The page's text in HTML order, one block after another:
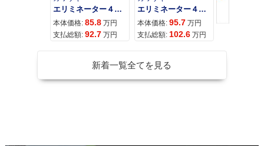
エリミネーター４００
本体価格: 85.8 万円
支払総額: 92.7 万円
エリミネーター４００ＳＥ
本体価格: 95.7 万円
支払総額: 102.6 万円
本体価格:
新着一覧全てを見る